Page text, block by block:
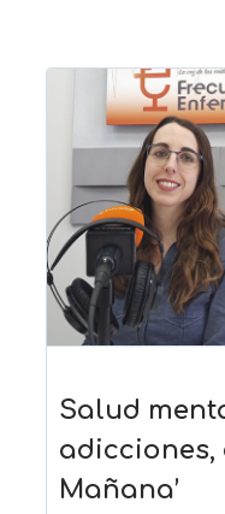
Salud
adicciones,
Mañana’